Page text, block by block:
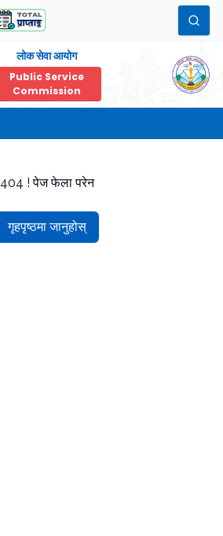
लोक सेवा आयोग
Public Service
Commission
404 ! पेज फेला परेन
गृहपृष्ठमा जानुहोस्